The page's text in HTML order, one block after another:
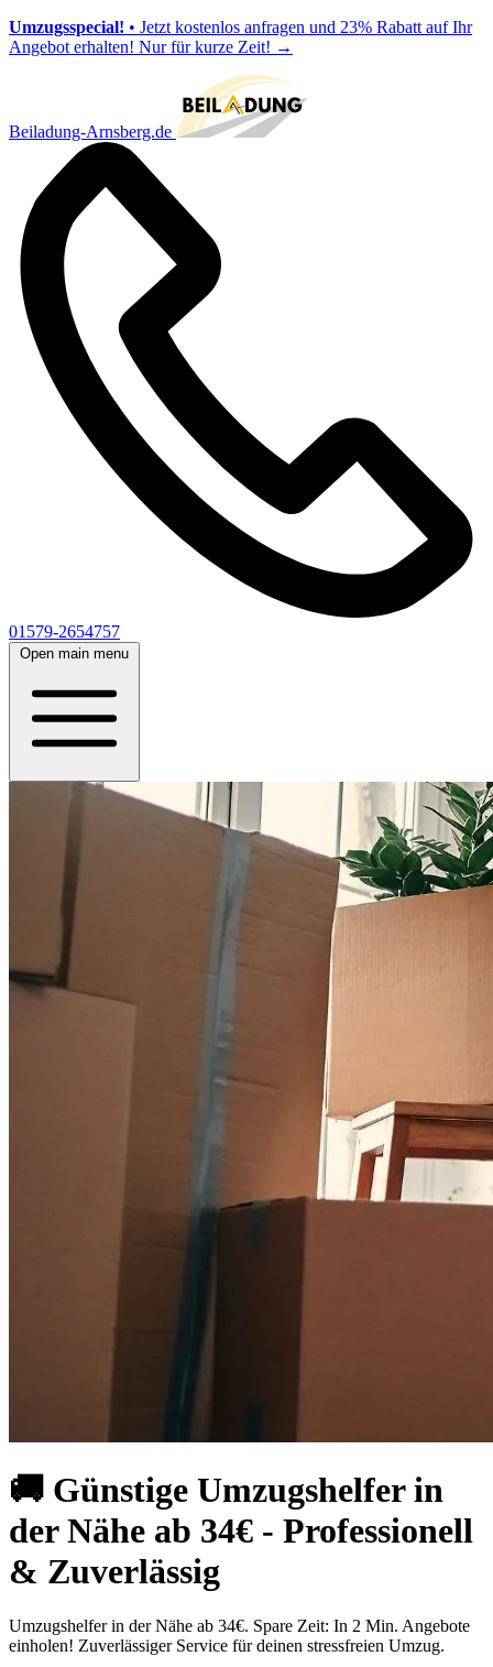
Umzugsspecial! • Jetzt kostenlos anfragen und 23% Rabatt auf Ihr
Angebot erhalten! Nur für kurze Zeit! →
Beiladung-Arnsberg.de
01579-2654757
Open main menu
🚚 Günstige Umzugshelfer in
der Nähe ab 34€ - Professionell
& Zuverlässig
Umzugshelfer in der Nähe ab 34€. Spare Zeit: In 2 Min. Angebote
einholen! Zuverlässiger Service für deinen stressfreien Umzug.